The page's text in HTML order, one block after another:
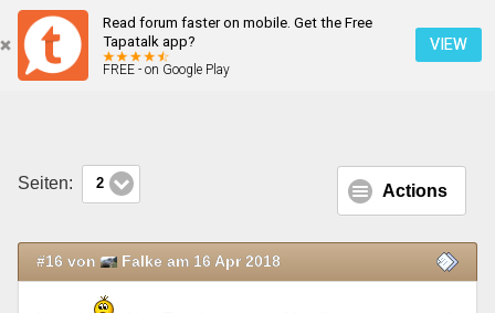
Read forum faster on mobile. Get the Free
Tapatalk app?
FREE - on Google Play
VIEW
Kennzeichen
Seiten: 2 Actions
#16 von Falke am 16 Apr 2018